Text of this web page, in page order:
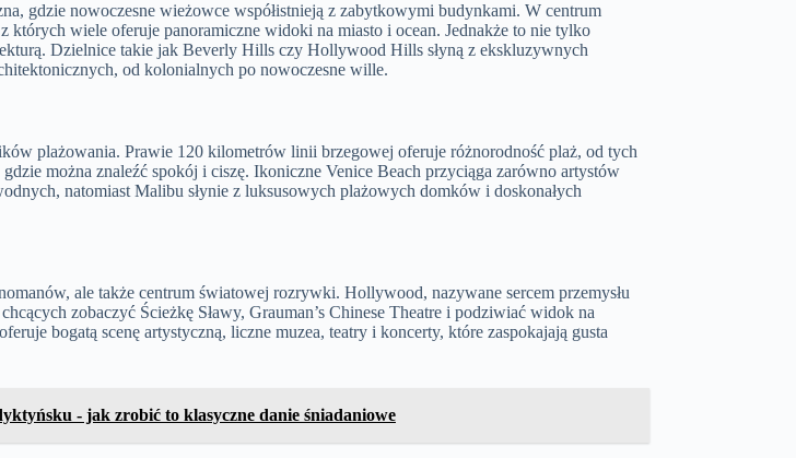
gdzie nowoczesne wieżowce współistnieją z zabytkowymi budynkami. W centrum
których wiele oferuje panoramiczne widoki na miasto i ocean. Jednakże to nie tylko
Dzielnice takie jak Beverly Hills czy Hollywood Hills słyną z ekskluzywnych
od kolonialnych po nowoczesne wille.
plażowania. Prawie 120 kilometrów linii brzegowej oferuje różnorodność plaż, od tych
można znaleźć spokój i ciszę. Ikoniczne Venice Beach przyciąga zarówno artystów
natomiast Malibu słynie z luksusowych plażowych domków i doskonałych
ale także centrum światowej rozrywki. Hollywood, nazywane sercem przemysłu
zobaczyć Ścieżkę Sławy, Grauman’s Chinese Theatre i podziwiać widok na
bogatą scenę artystyczną, liczne muzea, teatry i koncerty, które zaspokajają gusta
- jak zrobić to klasyczne danie śniadaniowe